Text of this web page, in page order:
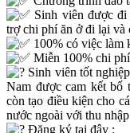
Sinh viên được
trợ chi phí ăn ở đi lại và
100% có việc làm
Miễn 100% chi
Sinh viên tốt
Nam được cam kết bố
còn tạo điều kiện cho
nước ngoài với thu
Đăng ký tại đây :